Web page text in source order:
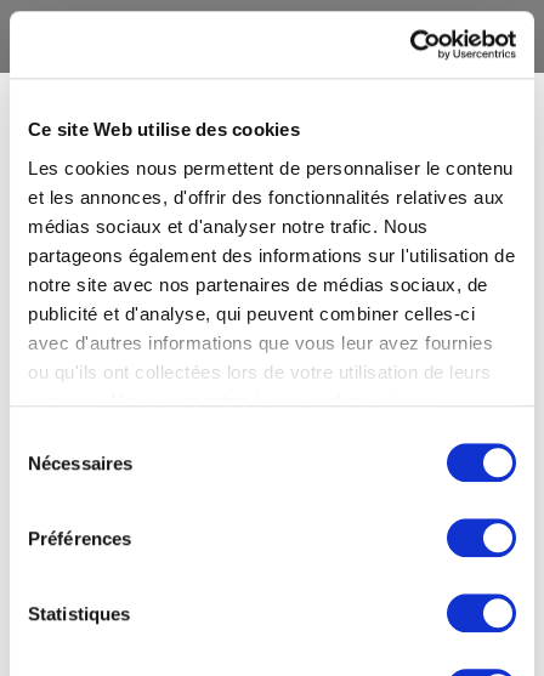
Ce site Web utilise des cookies
Les cookies nous permettent de personnaliser le contenu
et les annonces, d'offrir des fonctionnalités relatives aux
médias sociaux et d'analyser notre trafic. Nous
partageons également des informations sur l'utilisation de
notre site avec nos partenaires de médias sociaux, de
publicité et d'analyse, qui peuvent combiner celles-ci
avec d'autres informations que vous leur avez fournies
ou qu'ils ont collectées lors de votre utilisation de leurs
Nécessaires
Préférences
Statistiques